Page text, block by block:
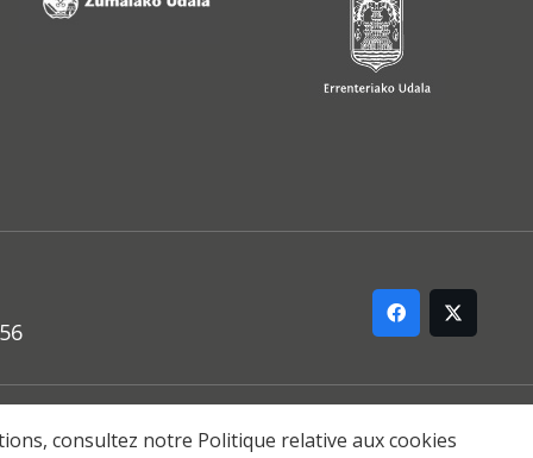
consultez notre Politique relative aux cookies